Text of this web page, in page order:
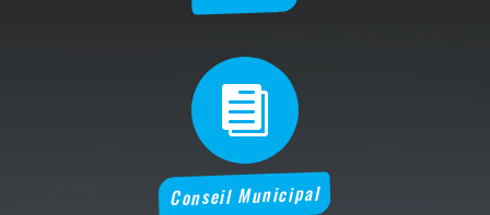

Conseil Municipal